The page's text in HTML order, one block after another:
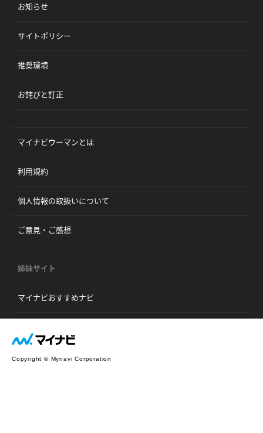
お知らせ
サイトポリシー
推奨環境
お詫びと訂正
マイナビウーマンとは
利用規約
個人情報の取扱いについて
ご意見・ご感想
姉妹サイト
マイナビおすすめナビ
Copyright © Mynavi Corporation